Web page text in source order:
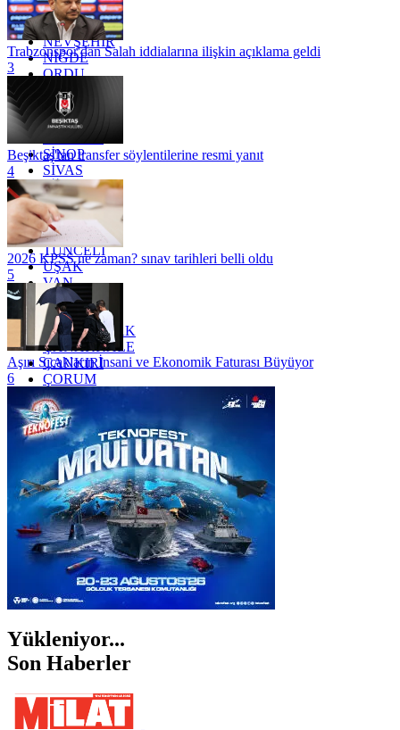
MUĞLA
MUŞ
NEVŞEHİR
NİĞDE
ORDU
OSMANİYE
RİZE
SAKARYA
SİNOP
SİVAS
SİİRT
TEKİRDAĞ
TOKAT
TRABZON
TUNCELİ
UŞAK
VAN
YALOVA
YOZGAT
ZONGULDAK
ÇANAKKALE
ÇANKIRI
ÇORUM
İSTANBUL
İZMİR
ŞANLIURFA
ŞIRNAK
Trabzonspor'dan Salah iddialarına ilişkin açıklama geldi
3
Beşiktaş'tan transfer söylentilerine resmi yanıt
4
2026 KPSS ne zaman? sınav tarihleri belli oldu
5
Aşırı Sıcakların İnsani ve Ekonomik Faturası Büyüyor
6
Yükleniyor...
Son Haberler